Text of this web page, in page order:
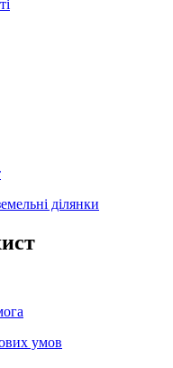
ділянки
умов